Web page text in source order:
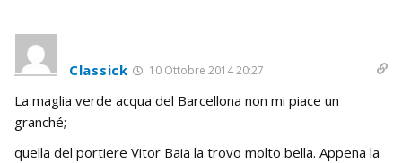
Classick 10 Ottobre 2014 20:27
La maglia verde acqua del Barcellona non mi piace un
granché;
quella del portiere Vitor Baia la trovo molto bella. Appena la